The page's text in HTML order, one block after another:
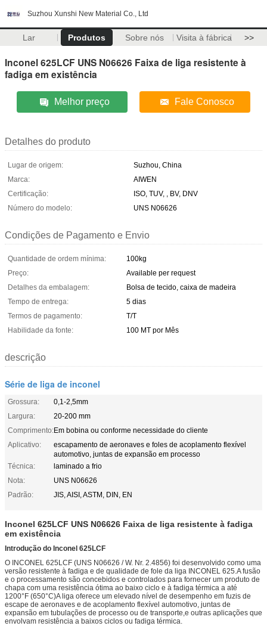
Suzhou Xunshi New Material Co., Ltd
Lar Produtos Sobre nós Visita à fábrica >>
Inconel 625LCF UNS N06626 Faixa de liga resistente à
fadiga em existência
Melhor preço Fale Conosco
Detalhes do produto
Lugar de origem:
Suzhou, China
Marca:
AIWEN
Certificação:
ISO, TUV, , BV, DNV
Número do modelo:
UNS N06626
Condições de Pagamento e Envio
Quantidade de ordem mínima:
100kg
Preço:
Available per request
Detalhes da embalagem:
Bolsa de tecido, caixa de madeira
Tempo de entrega:
5 dias
Termos de pagamento:
T/T
Habilidade da fonte:
100 MT por Mês
descrição
Série de liga de inconel
Grossura:
0,1-2,5mm
Largura:
20-200 mm
Comprimento:Em bobina ou conforme necessidade do cliente
Aplicativo:
escapamento de aeronaves e foles de acoplamento flexível
automotivo, juntas de expansão em processo
Técnica:
laminado a frio
Nota:
UNS N06626
Padrão:
JIS, AISI, ASTM, DIN, EN
Inconel 625LCF UNS N06626 Faixa de liga resistente à fadiga
em existência
Introdução do Inconel 625LCF
O INCONEL 625LCF (UNS N06626 / W. Nr. 2.4856) foi desenvolvido como uma
versão resistente à fadiga e de qualidade de fole da liga INCONEL 625.A fusão
e o processamento são concebidos e controlados para fornecer um produto de
chapa com uma resistência ótima ao baixo ciclo e à fadiga térmica a até
1200°F (650°C)A liga oferece um elevado nível de desempenho em fuzis de
escape de aeronaves e de acoplamento flexível automotivo, juntas de
expansão em tubulações de processo ou de transporte,e outras aplicações que
envolvam resistência a baixos ciclos ou fadiga térmica.